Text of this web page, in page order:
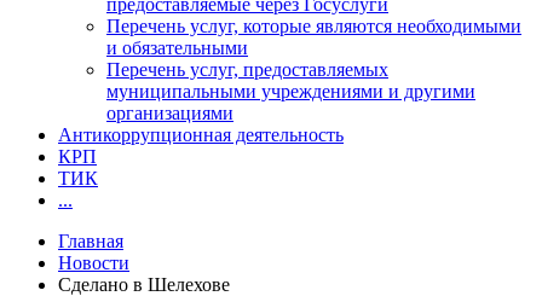
Перечень услуг, которые являются необходимыми
и обязательными
Перечень услуг, предоставляемых
муниципальными учреждениями и другими
организациями
Антикоррупционная деятельность
КРП
ТИК
...
Главная
Новости
Сделано в Шелехове